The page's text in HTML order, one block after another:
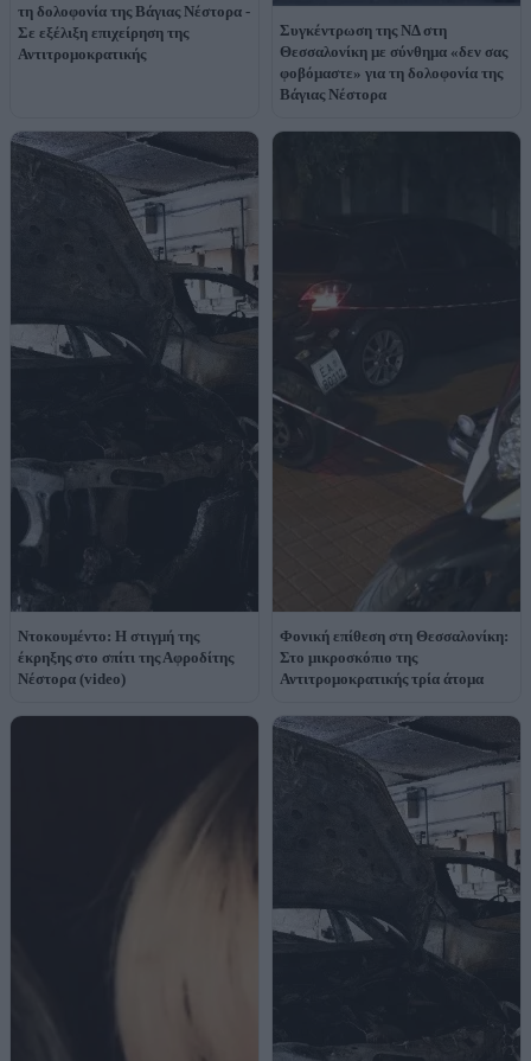
τη δολοφονία της Βάγιας Νέστορα -
Σε εξέλιξη επιχείρηση της
Αντιτρομοκρατικής
Συγκέντρωση της ΝΔ στη
Θεσσαλονίκη με σύνθημα «δεν σας
φοβόμαστε» για τη δολοφονία της
Βάγιας Νέστορα
Ντοκουμέντο: Η στιγμή της
έκρηξης στο σπίτι της Αφροδίτης
Νέστορα (video)
Φονική επίθεση στη Θεσσαλονίκη:
Στο μικροσκόπιο της
Αντιτρομοκρατικής τρία άτομα